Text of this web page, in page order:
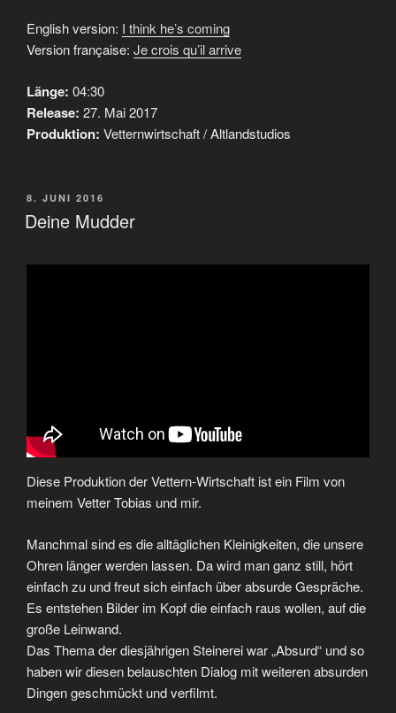
English version: I think he’s coming
Version française: Je crois qu’il arrive
Länge: 04:30
Release: 27. Mai 2017
Produktion: Vetternwirtschaft / Altlandstudios
VERÖFFENTLICHT
AM
8. JUNI 2016
Deine Mudder
Diese Produktion der Vettern-Wirtschaft ist ein Film von
meinem Vetter Tobias und mir.
Manchmal sind es die alltäglichen Kleinigkeiten, die unsere
Ohren länger werden lassen. Da wird man ganz still, hört
einfach zu und freut sich einfach über absurde Gespräche.
Es entstehen Bilder im Kopf die einfach raus wollen, auf die
große Leinwand.
Das Thema der diesjährigen Steinerei war „Absurd“ und so
haben wir diesen belauschten Dialog mit weiteren absurden
Dingen geschmückt und verfilmt.